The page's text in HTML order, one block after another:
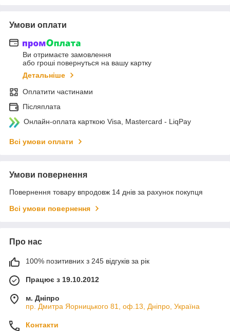
Умови оплати
Ви отримаєте замовлення
або гроші повернуться на вашу картку
Детальніше
Оплатити частинами
Післяплата
Онлайн-оплата карткою Visa, Mastercard - LiqPay
Всі умови оплати
Умови повернення
Повернення товару впродовж 14 днів за рахунок покупця
Всі умови повернення
Про нас
100% позитивних з 245 відгуків за рік
Працює з 19.10.2012
м. Дніпро
пр. Дмитра Яорницького 81, оф.13, Дніпро, Україна
Контакти